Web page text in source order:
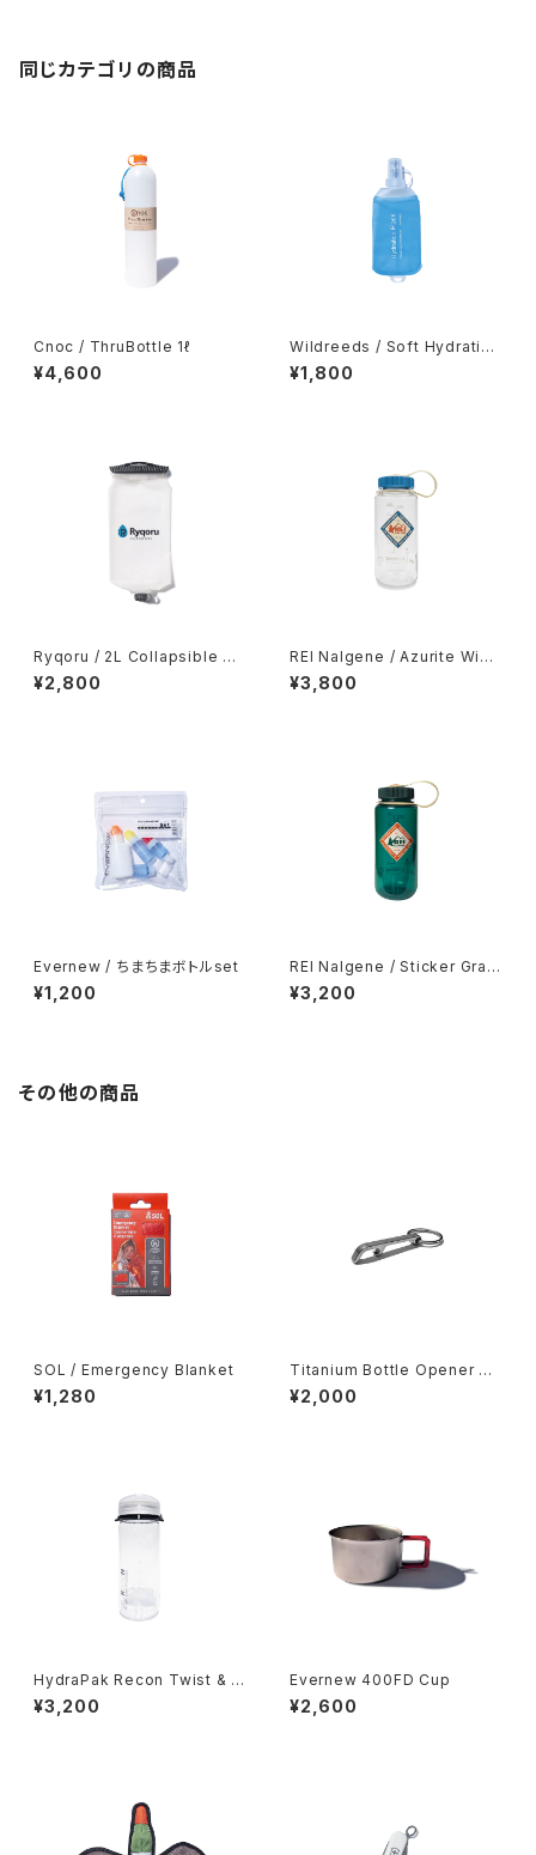
同じカテゴリの商品
Cnoc / ThruBottle 1ℓ
¥4,600
Wildreeds / Soft Hydration
Flask 250ml
¥1,800
Ryqoru / 2L Collapsible Wa
ter Bag
¥2,800
REI Nalgene / Azurite Wide
-Mouth Water Bottle - 16 f
l. oz.
¥3,800
Evernew / ちまちまボトルset
¥1,200
REI Nalgene / Sticker Grap
hic Wide-Mouth Water Bott
le - 16 fl. oz.
¥3,200
その他の商品
SOL / Emergency Blanket
¥1,280
Titanium Bottle Opener Ke
ychain
¥2,000
HydraPak Recon Twist & Si
p
¥3,200
Evernew 400FD Cup
¥2,600